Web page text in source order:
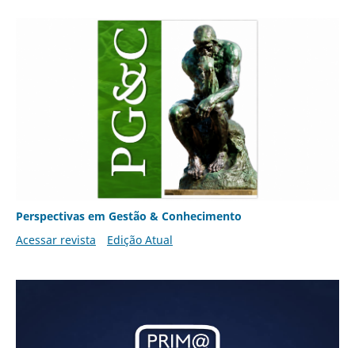
Perspectivas em Gestão & Conhecimento
Acessar revista
Edição Atual